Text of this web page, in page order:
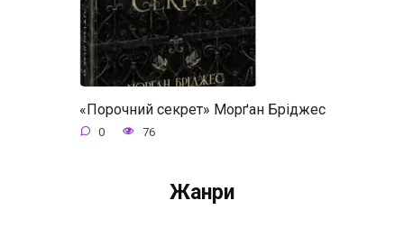
«Порочний секрет» Морґан Бріджес
0 76
Жанри